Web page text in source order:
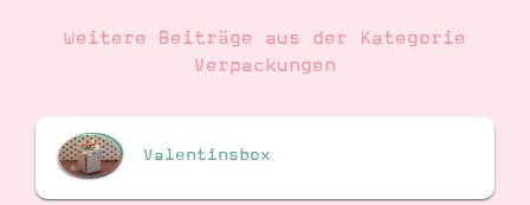
Weitere Beiträge aus der Kategorie
Verpackungen
Valentinsbox